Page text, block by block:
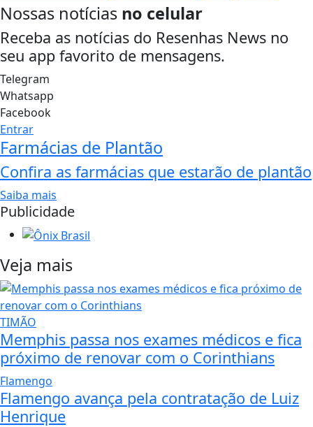
Nossas notícias no celular
Receba as notícias do Resenhas News no
seu app favorito de mensagens.
Telegram
Whatsapp
Facebook
Entrar
Farmácias de Plantão
Confira as farmácias que estarão de plantão
Saiba mais
Publicidade
Veja mais
TIMÃO
Memphis passa nos exames médicos e fica
próximo de renovar com o Corinthians
Flamengo
Flamengo avança pela contratação de Luiz
Henrique